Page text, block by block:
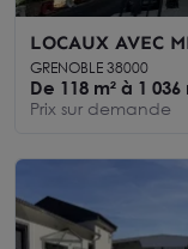
LOCAUX AVEC
ACTIVITE A
GRENOBLE 38000
De 118 m² à 1 036
Prix sur demande